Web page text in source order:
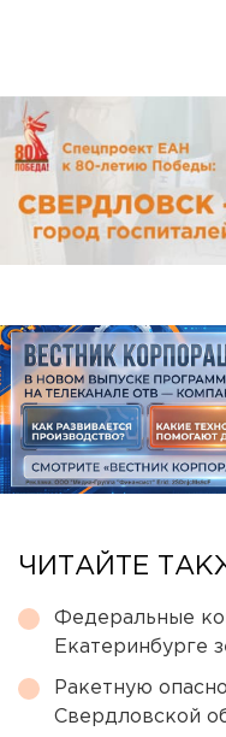
ЧИТАЙТЕ
Федеральные
Екатеринбурге
Ракетную
Свердловской